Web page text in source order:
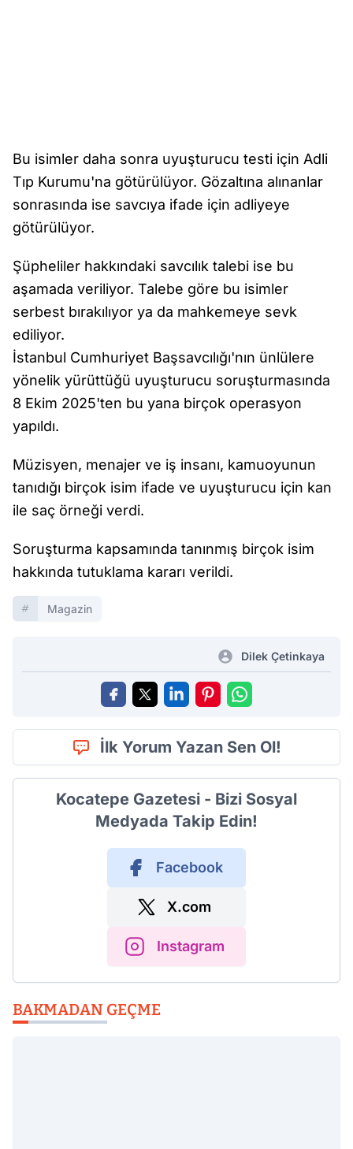
Bu isimler daha sonra uyuşturucu testi için Adli
Tıp Kurumu'na götürülüyor. Gözaltına alınanlar
sonrasında ise savcıya ifade için adliyeye
götürülüyor.
Şüpheliler hakkındaki savcılık talebi ise bu
aşamada veriliyor. Talebe göre bu isimler
serbest bırakılıyor ya da mahkemeye sevk
ediliyor.
İstanbul Cumhuriyet Başsavcılığı'nın ünlülere
yönelik yürüttüğü uyuşturucu soruşturmasında
8 Ekim 2025'ten bu yana birçok operasyon
yapıldı.
Müzisyen, menajer ve iş insanı, kamuoyunun
tanıdığı birçok isim ifade ve uyuşturucu için kan
ile saç örneği verdi.
Soruşturma kapsamında tanınmış birçok isim
hakkında tutuklama kararı verildi.
Magazin
Dilek Çetinkaya
İlk Yorum Yazan Sen Ol!
Kocatepe Gazetesi - Bizi Sosyal
Medyada Takip Edin!
Facebook
X.com
Instagram
BAKMADAN GEÇME